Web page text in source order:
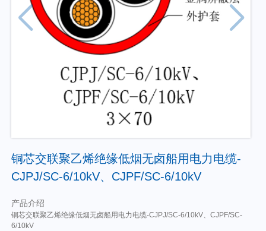
铜芯交联聚乙烯绝缘低烟无卤船用电力电缆-
CJPJ/SC-6/10kV、CJPF/SC-6/10kV
产品介绍
铜芯交联聚乙烯绝缘低烟无卤船用电力电缆-CJPJ/SC-6/10kV、CJPF/SC-
6/10kV